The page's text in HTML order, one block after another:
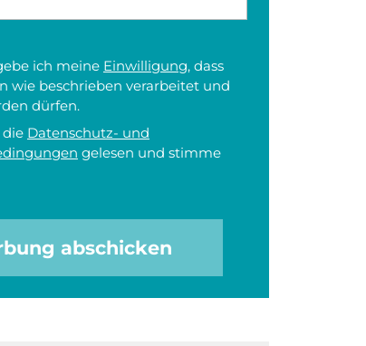
ich meine Einwilligung, dass
wie beschrieben verarbeitet und
dürfen.
die Datenschutz- und
gelesen und stimme
abschicken